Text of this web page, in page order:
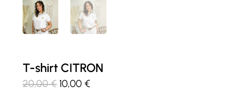
T-shirt CITRON
20,00€ Le
10,00 €Le